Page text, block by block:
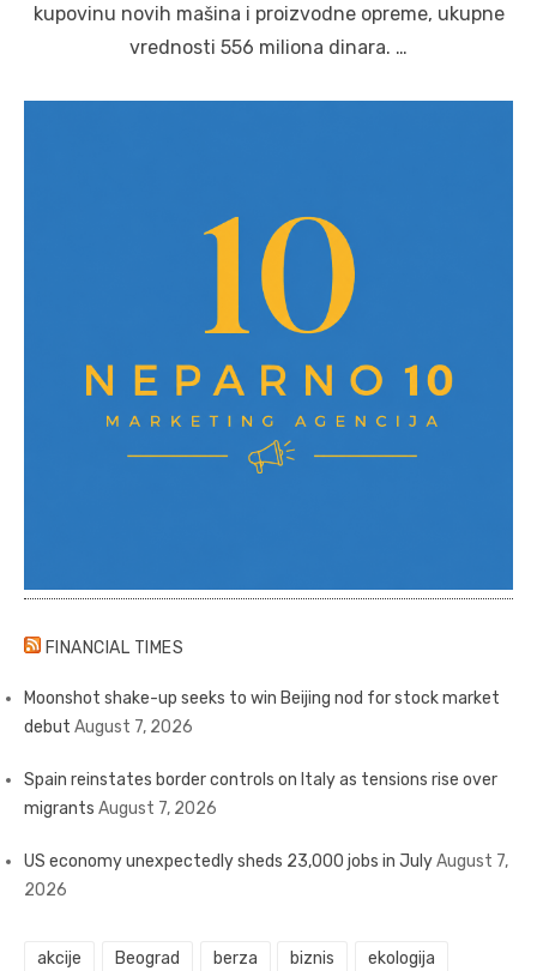
kupovinu novih mašina i proizvodne opreme, ukupne
vrednosti 556 miliona dinara. …
FINANCIAL TIMES
Moonshot shake-up seeks to win Beijing nod for stock market
debut August 7, 2026
Spain reinstates border controls on Italy as tensions rise over
migrants August 7, 2026
US economy unexpectedly sheds 23,000 jobs in JulyAugust 7,
2026
akcije Beograd berza biznis ekologija